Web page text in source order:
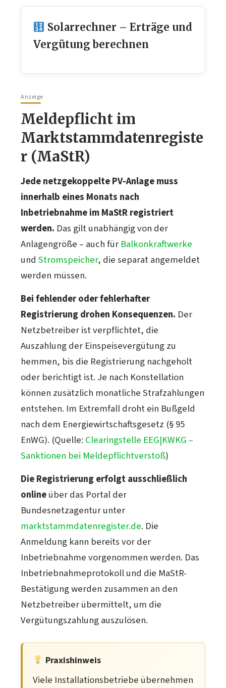
Solarrechner – Erträge und
Vergütung berechnen
Anzeige
Meldepflicht im
Marktstammdatenregiste
r (MaStR)
Jede netzgekoppelte PV-Anlage muss
innerhalb eines Monats nach
Inbetriebnahme im MaStR registriert
werden. Das gilt unabhängig von der
Anlagengröße – auch für Balkonkraftwerke
und Stromspeicher, die separat angemeldet
werden müssen.
Bei fehlender oder fehlerhafter
Registrierung drohen Konsequenzen. Der
Netzbetreiber ist verpflichtet, die
Auszahlung der Einspeisevergütung zu
hemmen, bis die Registrierung nachgeholt
oder berichtigt ist. Je nach Konstellation
können zusätzlich monatliche Strafzahlungen
entstehen. Im Extremfall droht ein Bußgeld
nach dem Energiewirtschaftsgesetz (§ 95
EnWG). (Quelle: Clearingstelle EEG|KWKG –
Sanktionen bei Meldepflichtverstoß)
Die Registrierung erfolgt ausschließlich
onlineüber das Portal der
Bundesnetzagentur unter
marktstammdatenregister.de. Die
Anmeldung kann bereits vor der
Inbetriebnahme vorgenommen werden. Das
Inbetriebnahmeprotokoll und die MaStR-
Bestätigung werden zusammen an den
Netzbetreiber übermittelt, um die
Vergütungszahlung auszulösen.
Praxishinweis
Viele Installationsbetriebe übernehmen